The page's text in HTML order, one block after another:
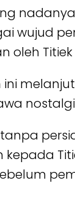
wujud
oleh
ini